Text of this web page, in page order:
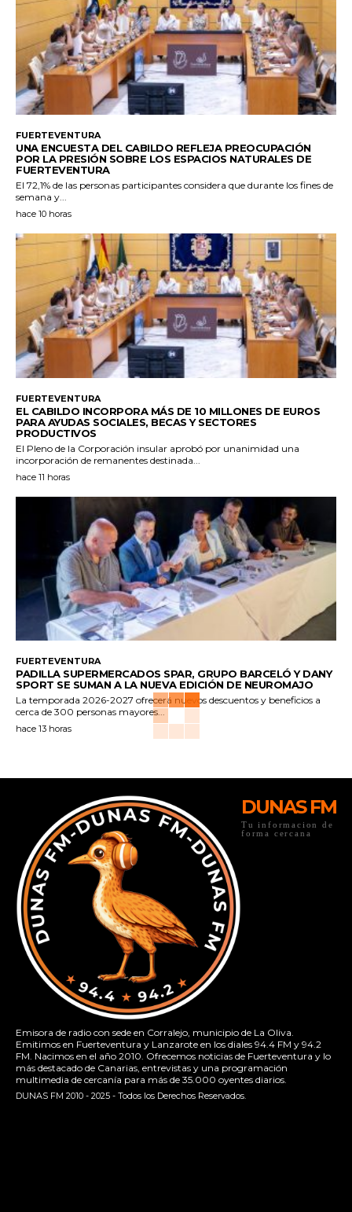
FUERTEVENTURA
UNA ENCUESTA DEL CABILDO REFLEJA PREOCUPACIÓN
POR LA PRESIÓN SOBRE LOS ESPACIOS NATURALES DE
FUERTEVENTURA
El 72,1% de las personas participantes considera que durante los fines de
semana y...
hace 10 horas
FUERTEVENTURA
EL CABILDO INCORPORA MÁS DE 10 MILLONES DE EUROS
PARA AYUDAS SOCIALES, BECAS Y SECTORES
PRODUCTIVOS
El Pleno de la Corporación insular aprobó por unanimidad una
incorporación de remanentes destinada...
hace 11 horas
FUERTEVENTURA
PADILLA SUPERMERCADOS SPAR, GRUPO BARCELÓ Y DANY
SPORT SE SUMAN A LA NUEVA EDICIÓN DE NEUROMAJO
La temporada 2026-2027 ofrecerá nuevos descuentos y beneficios a
cerca de 300 personas mayores...
hace 13 horas